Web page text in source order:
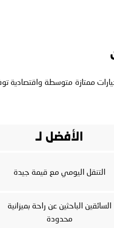
ممتازة متوسطة واقتصادية
الأفضل لـ
التنقل اليومي مع قيمة جيدة
السائقين الباحثين عن راحة بميزانية
محدودة